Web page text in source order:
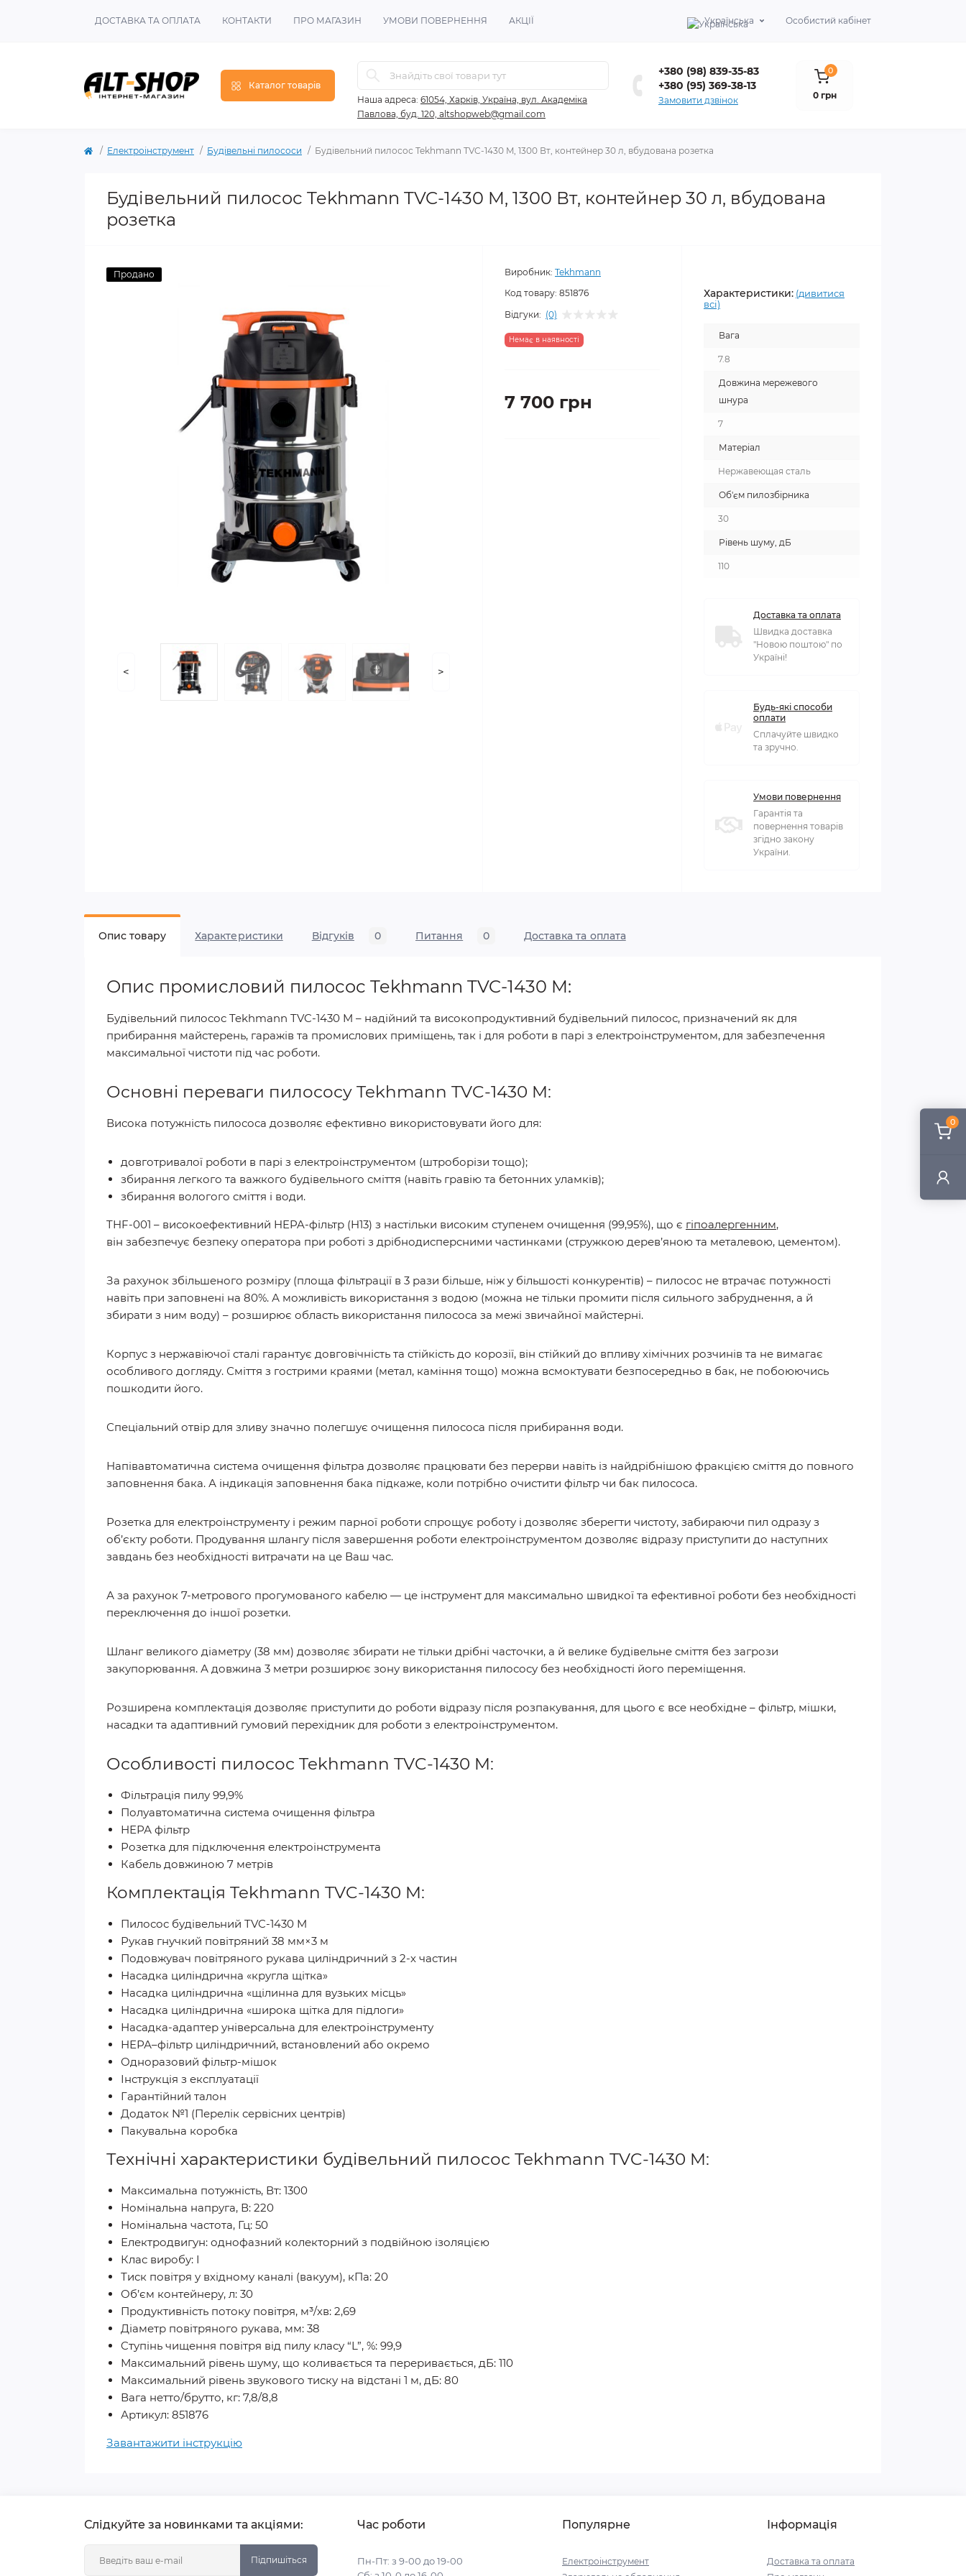
0
ДОСТАВКА ТА ОПЛАТА КОНТАКТИ ПРО МАГАЗИН УМОВИ ПОВЕРНЕННЯ АКЦІЇ Українська Особистий кабінет
Каталог товарів
Наша адреса: 61054, Харків, Україна, вул. Академіка
Павлова, буд. 120, altshopweb@gmail.com
+380 (98) 839-35-83
+380 (95) 369-38-13
Замовити дзвінок
0
0 грн
Електроінструмент Будівельні пилососи Будівельний пилосос Tekhmann TVC-1430 M, 1300 Вт, контейнер 30 л, вбудована розетка
Будівельний пилосос Tekhmann TVC-1430 M, 1300 Вт, контейнер 30 л, вбудована
розетка
Продано
< >
Виробник: Tekhmann
Код товару: 851876
Відгуки: (0)
Немає в наявності
7 700 грн
Характеристики: (дивитися
всі)
Вага
7.8
Довжина мережевого
шнура
7
Матеріал
Нержавеющая сталь
Об'єм пилозбірника
30
Рівень шуму, дБ
110
Доставка та оплата
Швидка доставка
"Новою поштою" по
Україні!
Будь-які способи
оплати
Сплачуйте швидко
та зручно.
Умови повернення
Гарантія та
повернення товарів
згідно закону
України.
Опис товару Характеристики Відгуків 0 Питання 0 Доставка та оплата
Опис промисловий пилосос Tekhmann TVC-1430 M:
Будівельний пилосос Tekhmann TVC-1430 M – надійний та високопродуктивний будівельний пилосос, призначений як для
прибирання майстерень, гаражів та промислових приміщень, так і для роботи в парі з електроінструментом, для забезпечення
максимальної чистоти під час роботи.
Основні переваги пилососу Tekhmann TVC-1430 M:
Висока потужність пилососа дозволяє ефективно використовувати його для:
довготривалої роботи в парі з електроінструментом (штроборізи тощо);
збирання легкого та важкого будівельного сміття (навіть гравію та бетонних уламків);
збирання вологого сміття і води.
THF-001 – високоефективний HEPA-фільтр (H13) з настільки високим ступенем очищення (99,95%), що є гіпоалергенним,
він забезпечує безпеку оператора при роботі з дрібнодисперсними частинками (стружкою дерев’яною та металевою, цементом).
За рахунок збільшеного розміру (площа фільтрації в 3 рази більше, ніж у більшості конкурентів) – пилосос не втрачає потужності
навіть при заповнені на 80%. А можливість використання з водою (можна не тільки промити після сильного забруднення, а й
збирати з ним воду) – розширює область використання пилососа за межі звичайної майстерні.
Корпус з нержавіючої сталі гарантує довговічність та стійкість до корозії, він стійкий до впливу хімічних розчинів та не вимагає
особливого догляду. Сміття з гострими краями (метал, каміння тощо) можна всмоктувати безпосередньо в бак, не побоюючись
пошкодити його.
Спеціальний отвір для зливу значно полегшує очищення пилососа після прибирання води.
Напівавтоматична система очищення фільтра дозволяє працювати без перерви навіть із найдрібнішою фракцією сміття до повного
заповнення бака. А індикація заповнення бака підкаже, коли потрібно очистити фільтр чи бак пилососа.
Розетка для електроінструменту і режим парної роботи спрощує роботу і дозволяє зберегти чистоту, забираючи пил одразу з
об’єкту роботи. Продування шлангу після завершення роботи електроінструментом дозволяє відразу приступити до наступних
завдань без необхідності витрачати на це Ваш час.
А за рахунок 7-метрового прогумованого кабелю — це інструмент для максимально швидкої та ефективної роботи без необхідності
переключення до іншої розетки.
Шланг великого діаметру (38 мм) дозволяє збирати не тільки дрібні часточки, а й велике будівельне сміття без загрози
закупорювання. А довжина 3 метри розширює зону використання пилососу без необхідності його переміщення.
Розширена комплектація дозволяє приступити до роботи відразу після розпакування, для цього є все необхідне – фільтр, мішки,
насадки та адаптивний гумовий перехідник для роботи з електроінструментом.
Особливості пилосос Tekhmann TVC-1430 M:
Фільтрація пилу 99,9%
Полуавтоматична система очищення фільтра
НЕРА фільтр
Розетка для підключення електроінструмента
Кабель довжиною 7 метрів
Комплектація Tekhmann TVC-1430 M:
Пилосос будівельний TVC-1430 M
Рукав гнучкий повітряний 38 мм×3 м
Подовжувач повітряного рукава циліндричний з 2-х частин
Насадка циліндрична «кругла щітка»
Насадка циліндрична «щілинна для вузьких місць»
Насадка циліндрична «широка щітка для підлоги»
Насадка-адаптер універсальна для електроінструменту
НЕРА–фільтр циліндричний, встановлений або окремо
Одноразовий фільтр-мішок
Інструкція з експлуатації
Гарантійний талон
Додаток №1 (Перелік сервісних центрів)
Пакувальна коробка
Технічні характеристики будівельний пилосос Tekhmann TVC-1430 M:
Максимальна потужність, Вт: 1300
Номінальна напруга, В: 220
Номінальна частота, Гц: 50
Електродвигун: однофазний колекторний з подвійною ізоляцією
Клас виробу: I
Тиск повітря у вхідному каналі (вакуум), кПа: 20
Об’єм контейнеру, л: 30
Продуктивність потоку повітря, м³/хв: 2,69
Діаметр повітряного рукава, мм: 38
Cтупінь чищення повітря від пилу класу “L”, %: 99,9
Максимальний рівень шуму, що коливається та переривається, дБ: 110
Максимальний рівень звукового тиску на відстані 1 м, дБ: 80
Вага нетто/брутто, кг: 7,8/8,8
Артикул: 851876
Завантажити інструкцію
Слідкуйте за новинками та акціями:
Підпишіться
Час роботи
Пн-Пт: з 9-00 до 19-00
Популярне
Електроінструмент
Інформація
Доставка та оплата